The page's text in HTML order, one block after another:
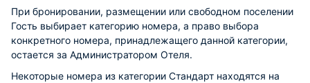
При бронировании, размещении или свободном поселении
Гость выбирает категорию номера, а право выбора
конкретного номера, принадлежащего данной категории,
остается за Администратором Отеля.
Некоторые номера из категории Стандарт находятся на